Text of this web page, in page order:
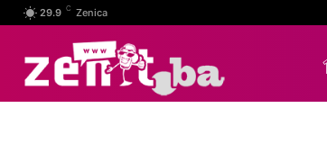
29.9 C Zenica